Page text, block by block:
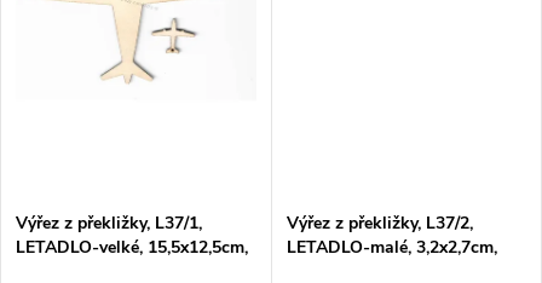
Výřez z překližky, L37/1,
LETADLO-velké, 15,5x12,5cm,
Výřez z překližky, L37/2,
LETADLO-malé, 3,2x2,7cm,